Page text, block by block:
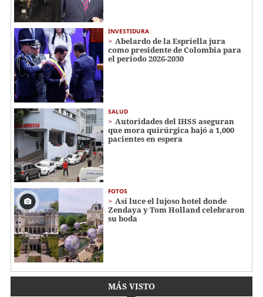
INVESTIDURA
Abelardo de la Espriella jura
como presidente de Colombia para
el periodo 2026-2030
SALUD
Autoridades del IHSS aseguran
que mora quirúrgica bajó a 1,000
pacientes en espera
FOTOS
Así luce el lujoso hotel donde
Zendaya y Tom Holland celebraron
su boda
MÁS VISTO